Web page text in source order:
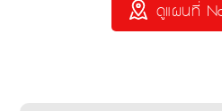
ดูแผนที่